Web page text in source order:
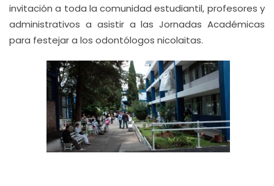
invitación a toda la comunidad estudiantil, profesores y
administrativos a asistir a las Jornadas Académicas
para festejar a los odontólogos nicolaitas.